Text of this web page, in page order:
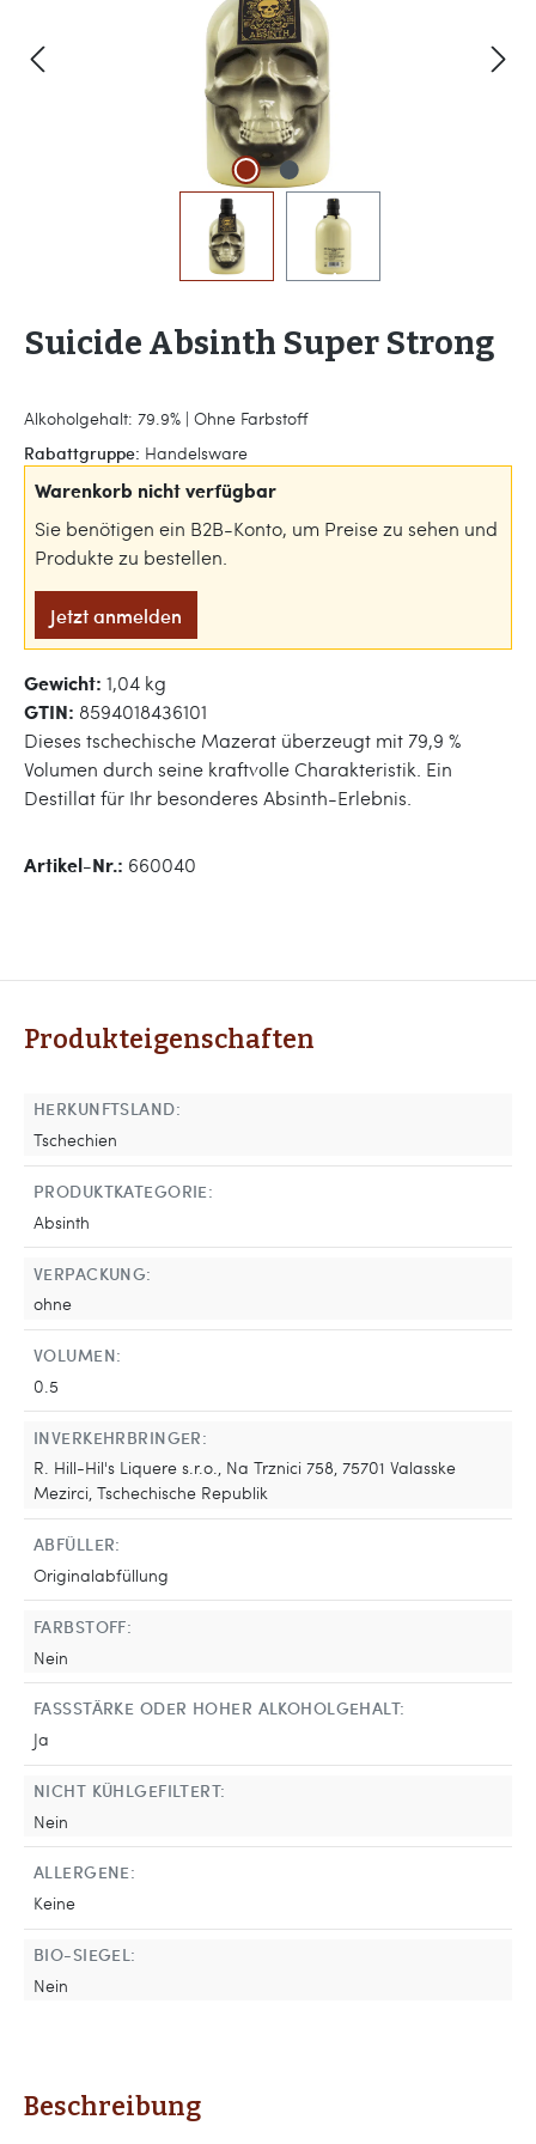
Suicide Absinth Super Strong
Alkoholgehalt: 79.9% | Ohne Farbstoff
Rabattgruppe: Handelsware
Warenkorb nicht verfügbar
Sie benötigen ein B2B-Konto, um Preise zu sehen und
Produkte zu bestellen.
Jetzt anmelden
Gewicht: 1,04 kg
GTIN: 8594018436101
Dieses tschechische Mazerat überzeugt mit 79,9 %
Volumen durch seine kraftvolle Charakteristik. Ein
Destillat für Ihr besonderes Absinth-Erlebnis.
Artikel-Nr.: 660040
Produkteigenschaften
HERKUNFTSLAND:
Tschechien
PRODUKTKATEGORIE:
Absinth
VERPACKUNG:
ohne
VOLUMEN:
0.5
INVERKEHRBRINGER:
R. Hill-Hil's Liquere s.r.o., Na Trznici 758, 75701 Valasske
Mezirci, Tschechische Republik
ABFÜLLER:
Originalabfüllung
FARBSTOFF:
Nein
FASSSTÄRKE ODER HOHER ALKOHOLGEHALT:
Ja
NICHT KÜHLGEFILTERT:
Nein
ALLERGENE:
Keine
BIO-SIEGEL:
Nein
Beschreibung